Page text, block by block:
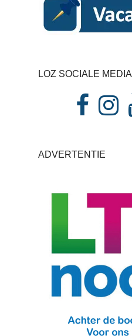
LOZ SOCIALE MEDIA
ADVERTENTIE